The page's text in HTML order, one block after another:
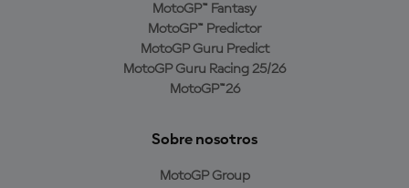
MotoGP™ Fantasy
MotoGP™ Predictor
MotoGP Guru Predict
MotoGP Guru Racing 25/26
MotoGP™26
Sobre nosotros
MotoGP Group